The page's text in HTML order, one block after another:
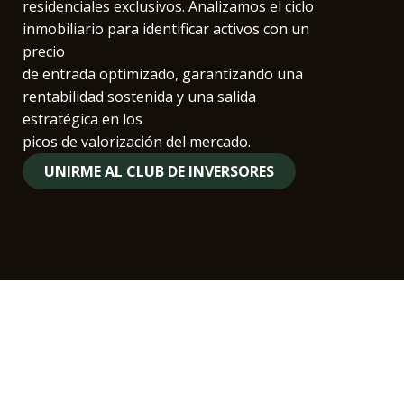
residenciales exclusivos. Analizamos el ciclo
inmobiliario para identificar activos con un
precio
de entrada optimizado, garantizando una
rentabilidad sostenida y una salida
estratégica en los
picos de valorización del mercado.
UNIRME AL CLUB DE INVERSORES